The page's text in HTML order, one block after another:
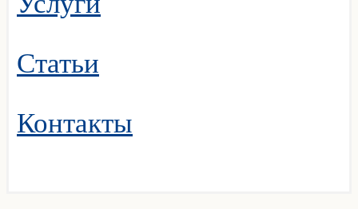
Статьи
Контакты